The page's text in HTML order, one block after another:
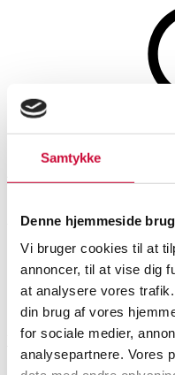
Samtykke
Denne hjemmeside
Vi bruger cookies til at
annoncer, til at vise dig
at analysere vores
din brug af vores
for sociale medier,
analysepartnere. Vores
Stole
Arne
barstole (4)
SHOWROOM
Vejle
VURDERING
DKK 4.000